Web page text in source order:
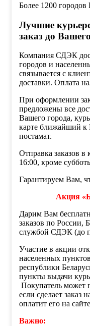
Более 1200 городов
Лучшие
заказ до
Компания СДЭК
городов и
связывается с
доставки. Оплата
При оформлении
предложены все
Вашего города,
карте ближайший к
постамат.
Отправка заказов
16:00, кроме
Гарантируем Вам,
Акция
Дарим Вам
заказов по России,
службой СДЭК (до
Участие в акции
населенных
республики
пункты выдачи
Покупатель может
если сделает заказ
оплатит его на
Важно: